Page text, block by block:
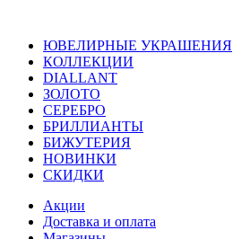
ЮВЕЛИРНЫЕ УКРАШЕНИЯ
КОЛЛЕКЦИИ
DIALLANT
ЗОЛОТО
СЕРЕБРО
БРИЛЛИАНТЫ
БИЖУТЕРИЯ
НОВИНКИ
СКИДКИ
Акции
Доставка и оплата